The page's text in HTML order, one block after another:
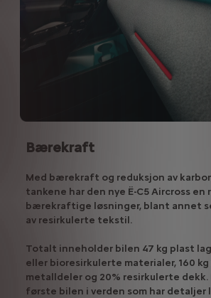
Bærekraft
Med bærekraft og reduksjon av
tankene har den nye Ë-C5 Aircross en
bærekraftige løsninger, blant annet
av resirkulerte tekstil.
Totalt inneholder bilen 47 kg plast
eller bioresirkulerte materialer, 160
metalldeler og 20% resirkulerte dekk.
første bilen i verden som har detaljer